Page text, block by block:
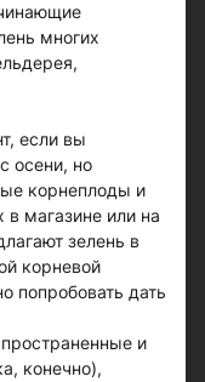
многих
если вы
осени, но
корнеплоды и
магазине или на
зелень в
корневой
попробовать дать
и
конечно),